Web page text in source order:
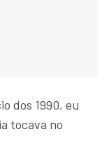
dos 1990, eu
tocava no